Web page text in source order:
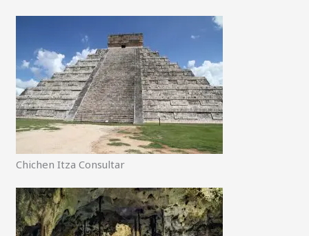
Chichen Itza Consultar